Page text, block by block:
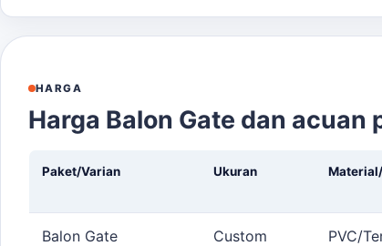
HARGA
Harga Balon Gate dan acuan
Paket/Varian Ukuran
Balon Gate
Custom
PVC/